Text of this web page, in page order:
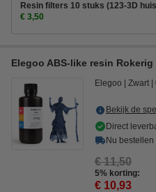
Resin filters 10 stuks (123-3D
€ 3,50
Elegoo ABS-like resin Rokerig
Elegoo Zwart
Bekijk de
Direct
Nu
€ 11,50
5% korting:
€ 10,93